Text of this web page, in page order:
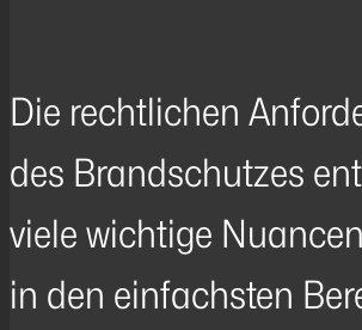
Die rechtlichen
des Brandschutzes
viele wichtige
in den einfachsten